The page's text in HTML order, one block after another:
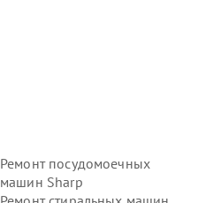
Ремонт посудомоечных
машин Sharp